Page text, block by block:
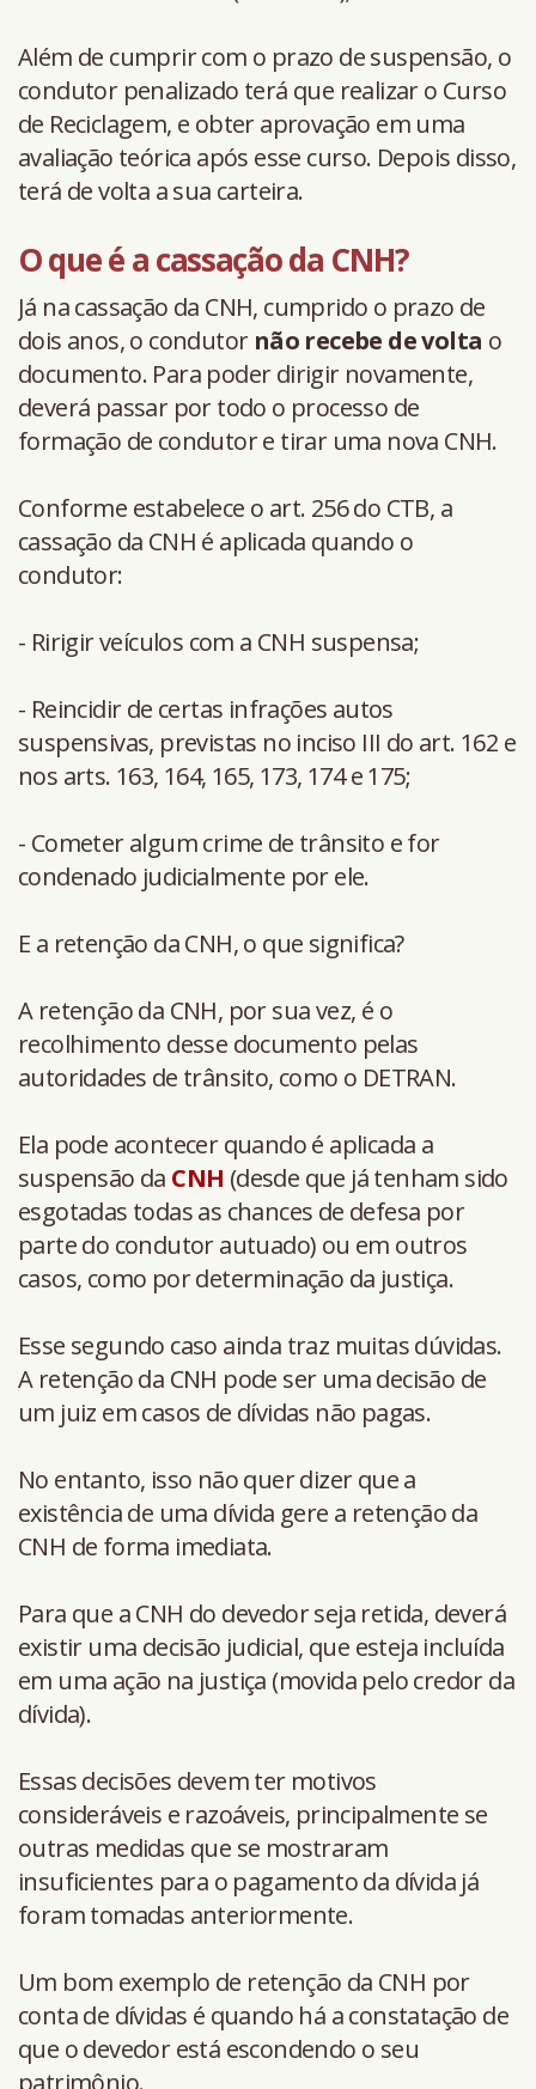
Além de cumprir com o prazo de suspensão, o
condutor penalizado terá que realizar o Curso
de Reciclagem, e obter aprovação em uma
avaliação teórica após esse curso. Depois disso,
terá de volta a sua carteira.
O que é a cassação da CNH?
Já na cassação da CNH, cumprido o prazo de
dois anos, o condutor não recebe de volta o
documento. Para poder dirigir novamente,
deverá passar por todo o processo de
formação de condutor e tirar uma nova CNH.
Conforme estabelece o art. 256 do CTB, a
cassação da CNH é aplicada quando o
condutor:
- Ririgir veículos com a CNH suspensa;
- Reincidir de certas infrações autos
suspensivas, previstas no inciso III do art. 162 e
nos arts. 163, 164, 165, 173, 174 e 175;
- Cometer algum crime de trânsito e for
condenado judicialmente por ele.
E a retenção da CNH, o que significa?
A retenção da CNH, por sua vez, é o
recolhimento desse documento pelas
autoridades de trânsito, como o DETRAN.
Ela pode acontecer quando é aplicada a
suspensão da CNH (desde que já tenham sido
esgotadas todas as chances de defesa por
parte do condutor autuado) ou em outros
casos, como por determinação da justiça.
Esse segundo caso ainda traz muitas dúvidas.
A retenção da CNH pode ser uma decisão de
um juiz em casos de dívidas não pagas.
No entanto, isso não quer dizer que a
existência de uma dívida gere a retenção da
CNH de forma imediata.
Para que a CNH do devedor seja retida, deverá
existir uma decisão judicial, que esteja incluída
em uma ação na justiça (movida pelo credor da
dívida).
Essas decisões devem ter motivos
consideráveis e razoáveis, principalmente se
outras medidas que se mostraram
insuficientes para o pagamento da dívida já
foram tomadas anteriormente.
Um bom exemplo de retenção da CNH por
conta de dívidas é quando há a constatação de
que o devedor está escondendo o seu
patrimônio.